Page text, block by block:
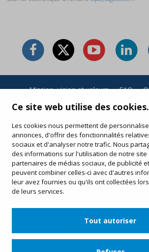
Ce site web utilise des cookies.
Les cookies nous permettent de
annonces, d'offrir des fonctionnalités
sociaux et d'analyser notre trafic. Nous
des informations sur l'utilisation de notre site
partenaires de médias sociaux, de publicité
peuvent combiner celles-ci avec d'autres
leur avez fournies ou qu'ils ont collectées
de leurs services.
Tout autoriser
Mission, vision et valeurs · FAQ ·
Conditions générales et politique de
Vos achats en
Modifiez ou réimprimez votre billet